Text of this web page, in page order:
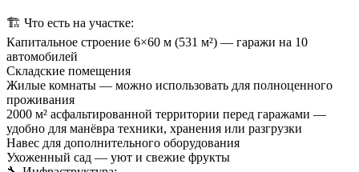
🏗️ Что есть на участке:
Капитальное строение 6×60 м (531 м²) — гаражи на 10
автомобилей
Складские помещения
Жилые комнаты — можно использовать для полноценного
проживания
2000 м² асфальтированной территории перед гаражами —
удобно для манёвра техники, хранения или разгрузки
Навес для дополнительного оборудования
Ухоженный сад — уют и свежие фрукты